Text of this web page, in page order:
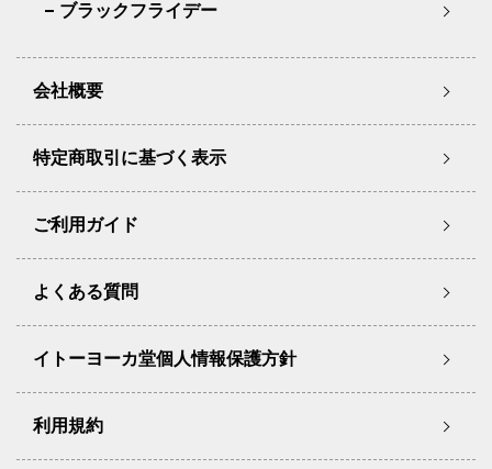
ブラックフライデー
会社概要
特定商取引に基づく表示
ご利用ガイド
よくある質問
イトーヨーカ堂個人情報保護方針
利用規約